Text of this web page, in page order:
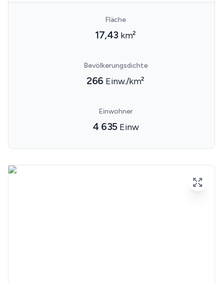
Fläche
17,43 km²
Bevölkerungsdichte
266 Einw./km²
Einwohner
4 635 Einw